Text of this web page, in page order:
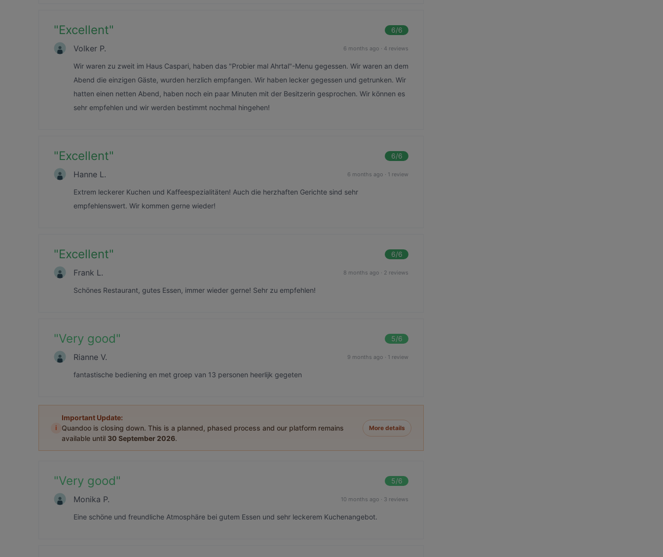
"Excellent" 6/6
Volker P. 6 months ago · 4 reviews
Wir waren zu zweit im Haus Caspari, haben das "Probier mal Ahrtal"-Menu gegessen. Wir waren an dem
Abend die einzigen Gäste, wurden herzlich empfangen. Wir haben lecker gegessen und getrunken. Wir
hatten einen netten Abend, haben noch ein paar Minuten mit der Besitzerin gesprochen. Wir können es
sehr empfehlen und wir werden bestimmt nochmal hingehen!
"Excellent" 6/6
Hanne L. 6 months ago · 1 review
Extrem leckerer Kuchen und Kaffeespezialitäten! Auch die herzhaften Gerichte sind sehr
empfehlenswert. Wir kommen gerne wieder!
"Excellent" 6/6
Frank L. 8 months ago · 2 reviews
Schönes Restaurant, gutes Essen, immer wieder gerne! Sehr zu empfehlen!
"Very good" 5/6
Rianne V. 9 months ago · 1 review
fantastische bediening en met groep van 13 personen heerlijk gegeten
i
Important Update:
Quandoo is closing down. This is a planned, phased process and our platform remains
available until 30 September 2026.
More details
"Very good" 5/6
Monika P. 10 months ago · 3 reviews
Eine schöne und freundliche Atmosphäre bei gutem Essen und sehr leckerem Kuchenangebot.